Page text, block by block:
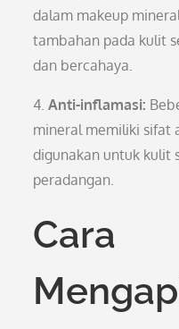
dalam makeup
tambahan pada kulit
dan bercahaya.
4.Anti-inflamasi:
mineral memiliki sifat
digunakan untuk kulit
peradangan.
Cara